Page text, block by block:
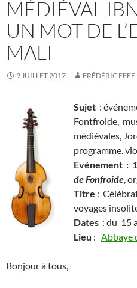
MÉDIÉVAL
UN MOT DE
MALI
9 JUILLET 2017 FRÉDÉRIC EFFE
Sujet :
Fontfroide,
médiévales,
programme.
Evénement :
de Fonfroide,
Titre :
voyages
Dates : du 15
Lieu : Abbaye
Bonjour à tous,